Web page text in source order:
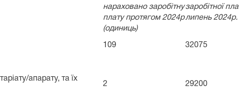
нараховано заробітну
плату протягом 2024р
(одиниць)
заробітної
липень 2024р.
109 32075
апарату, та їх
2 29200